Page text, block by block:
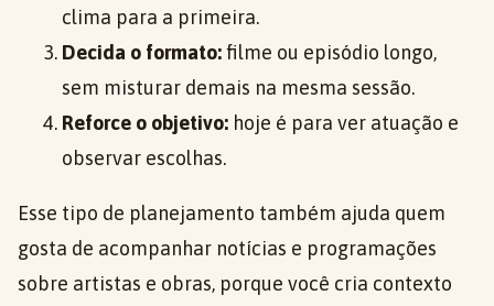
clima para a primeira.
Decida o formato:filme ou episódio longo,
sem misturar demais na mesma sessão.
Reforce o objetivo: hoje é para ver atuação e
observar escolhas.
Esse tipo de planejamento também ajuda quem
gosta de acompanhar notícias e programações
sobre artistas e obras, porque você cria contexto